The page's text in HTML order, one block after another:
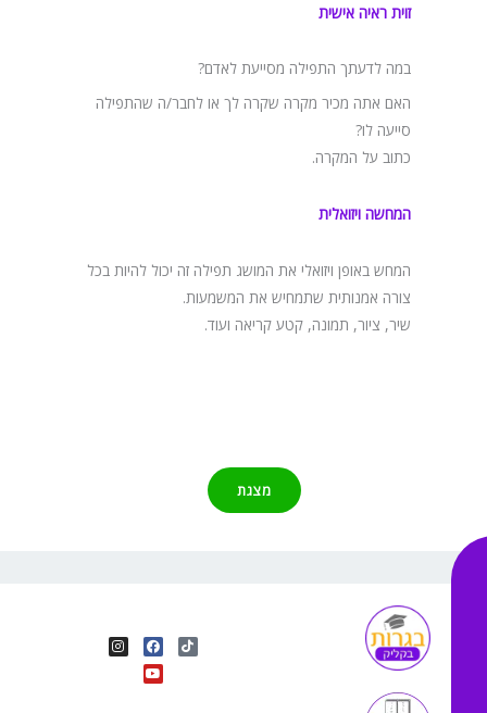
זוית ראיה אישית
במה לדעתך התפילה מסייעת לאדם?
האם אתה מכיר מקרה שקרה לך או לחבר/ה שהתפילה
סייעה לו?
כתוב על המקרה.
המחשה ויזואלית
המחש באופן ויזואלי את המושג תפילה זה יכול להיות בכל
צורה אמנותית שתמחיש את המשמעות.
שיר, ציור, תמונה, קטע קריאה ועוד.
מצגת
T
i
F
a
c
e
I
n
Y
o
u
t